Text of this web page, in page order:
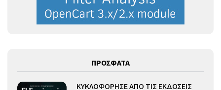
ΠΡΟΣΦΑΤΑ
ΚΥΚΛΟΦΟΡΗΣΕ ΑΠΟ ΤΙΣ ΕΚΔΟΣΕΙΣ